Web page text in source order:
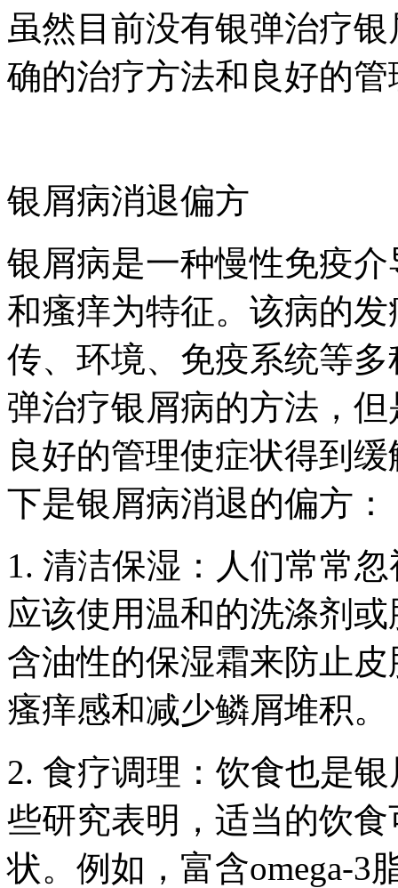
虽然目前没有银弹治疗
确的治疗方法和良好的管
银屑病消退偏方
银屑病是一种慢性免疫
和瘙痒为特征。该病的
传、环境、免疫系统等
弹治疗银屑病的方法，
良好的管理使症状得到
下是银屑病消退的偏方：
1. 清洁保湿：人们常常
应该使用温和的洗涤剂
含油性的保湿霜来防止
瘙痒感和减少鳞屑堆积。
2. 食疗调理：饮食也是
些研究表明，适当的饮
状。例如，富含omega-3